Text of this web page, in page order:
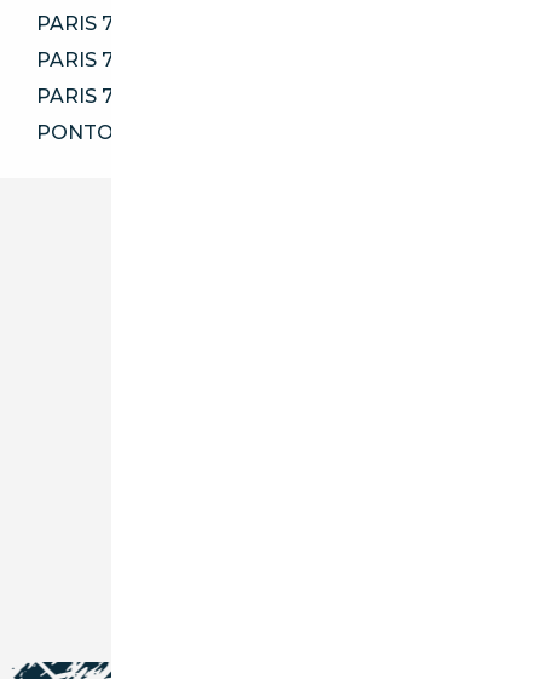
PARIS 75014
PARIS 75016
PARIS 75017
PONTOISE 95000